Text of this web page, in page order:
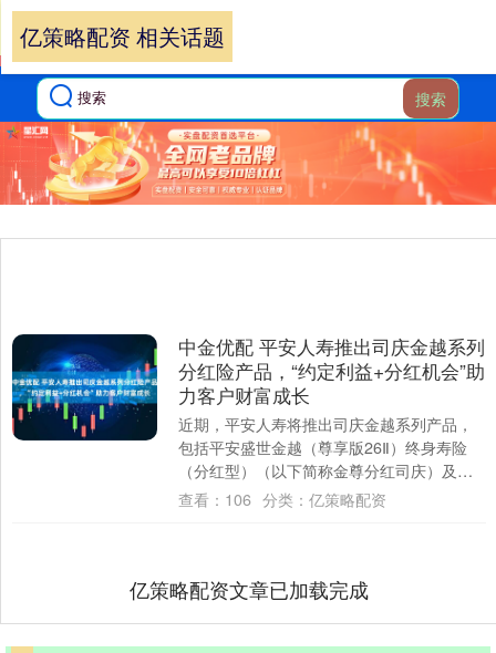
搜索
亿策略配资 相关话题
中金优配 平安人寿推出司庆金越系列
分红险产品，“约定利益+分红机会”助
力客户财富成长
近期，平安人寿将推出司庆金越系列产品，
包括平安盛世金越（尊享版26Ⅱ）终身寿险
（分红型）（以下简称金尊分红司庆）及平
安盛世金越养老年金保险（分红型）（以下
查看： 106 分类： 亿策略配资
亿策略配资文章已加载完成